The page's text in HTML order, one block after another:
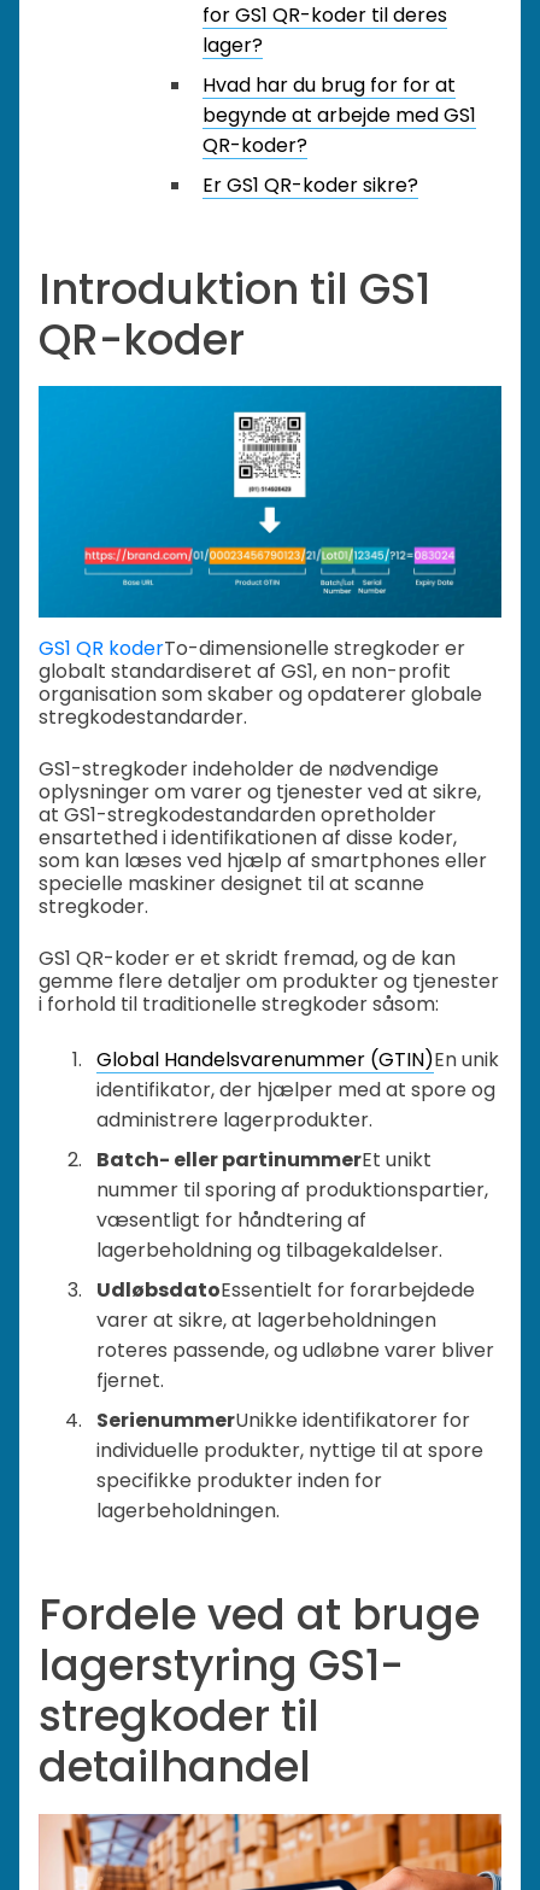
for GS1 QR-koder til deres
lager?
Hvad har du brug for for at
begynde at arbejde med GS1
QR-koder?
Er GS1 QR-koder sikre?
Introduktion til GS1
QR-koder
GS1 QR koderTo-dimensionelle stregkoder er
globalt standardiseret af GS1, en non-profit
organisation som skaber og opdaterer globale
stregkodestandarder.
GS1-stregkoder indeholder de nødvendige
oplysninger om varer og tjenester ved at sikre,
at GS1-stregkodestandarden opretholder
ensartethed i identifikationen af disse koder,
som kan læses ved hjælp af smartphones eller
specielle maskiner designet til at scanne
stregkoder.
GS1 QR-koder er et skridt fremad, og de kan
gemme flere detaljer om produkter og tjenester
i forhold til traditionelle stregkoder såsom:
Global Handelsvarenummer (GTIN)En unik
identifikator, der hjælper med at spore og
administrere lagerprodukter.
Batch- eller partinummerEt unikt
nummer til sporing af produktionspartier,
væsentligt for håndtering af
lagerbeholdning og tilbagekaldelser.
UdløbsdatoEssentielt for forarbejdede
varer at sikre, at lagerbeholdningen
roteres passende, og udløbne varer bliver
fjernet.
SerienummerUnikke identifikatorer for
individuelle produkter, nyttige til at spore
specifikke produkter inden for
lagerbeholdningen.
Fordele ved at bruge
lagerstyring GS1-
stregkoder til
detailhandel